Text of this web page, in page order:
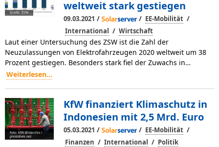
Grafik: ZSW
weltweit stark gestiegen
09.03.2021 / / EE-Mobilität /
International / Wirtschaft
Laut einer Untersuchung des ZSW ist die Zahl der
Neuzulassungen von Elektrofahrzeugen 2020 weltweit um 38
Prozent gestiegen. Besonders stark fiel der Zuwachs in…
Weiterlesen...
Foto: KfW-Bildarchiv /
photothek.net
KfW finanziert Klimaschutz in
Indonesien mit 2,5 Mrd. Euro
05.03.2021 / / EE-Mobilität /
Finanzen / International / Politik